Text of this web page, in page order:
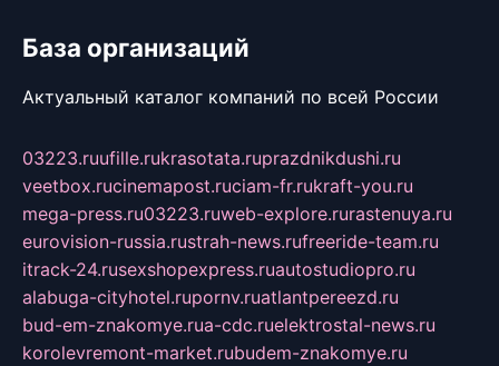
База организаций
Актуальный каталог компаний по всей России
03223.ruufille.rukrasotata.ruprazdnikdushi.ru
veetbox.rucinemapost.ruciam-fr.rukraft-you.ru
mega-press.ru03223.ruweb-explore.rurastenuya.ru
eurovision-russia.rustrah-news.rufreeride-team.ru
itrack-24.rusexshopexpress.ruautostudiopro.ru
alabuga-cityhotel.rupornv.ruatlantpereezd.ru
bud-em-znakomye.rua-cdc.ruelektrostal-news.ru
korolevremont-market.rubudem-znakomye.ru